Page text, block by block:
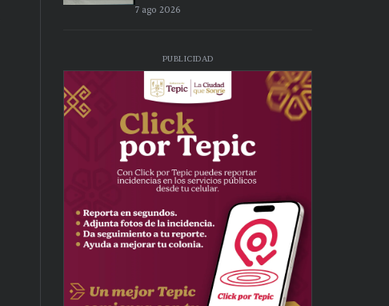
7 ago 2026
PUBLICIDAD